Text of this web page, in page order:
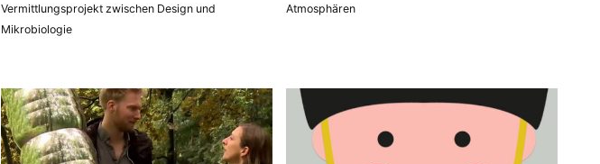
Vermittlungsprojekt zwischen Design und
Mikrobiologie
Atmosphären